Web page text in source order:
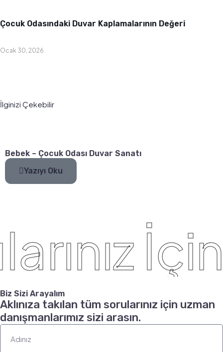
Çocuk Odasındaki Duvar Kaplamalarının Değeri
Ocak 30, 2026
İlginizi Çekebilir
Bebek – Çocuk Odası Duvar Sanatı
Yazıyı Oku
İçin
Biz Sizi Arayalım
Aklınıza takılan tüm sorularınız için uzman
danışmanlarımız sizi arasın.